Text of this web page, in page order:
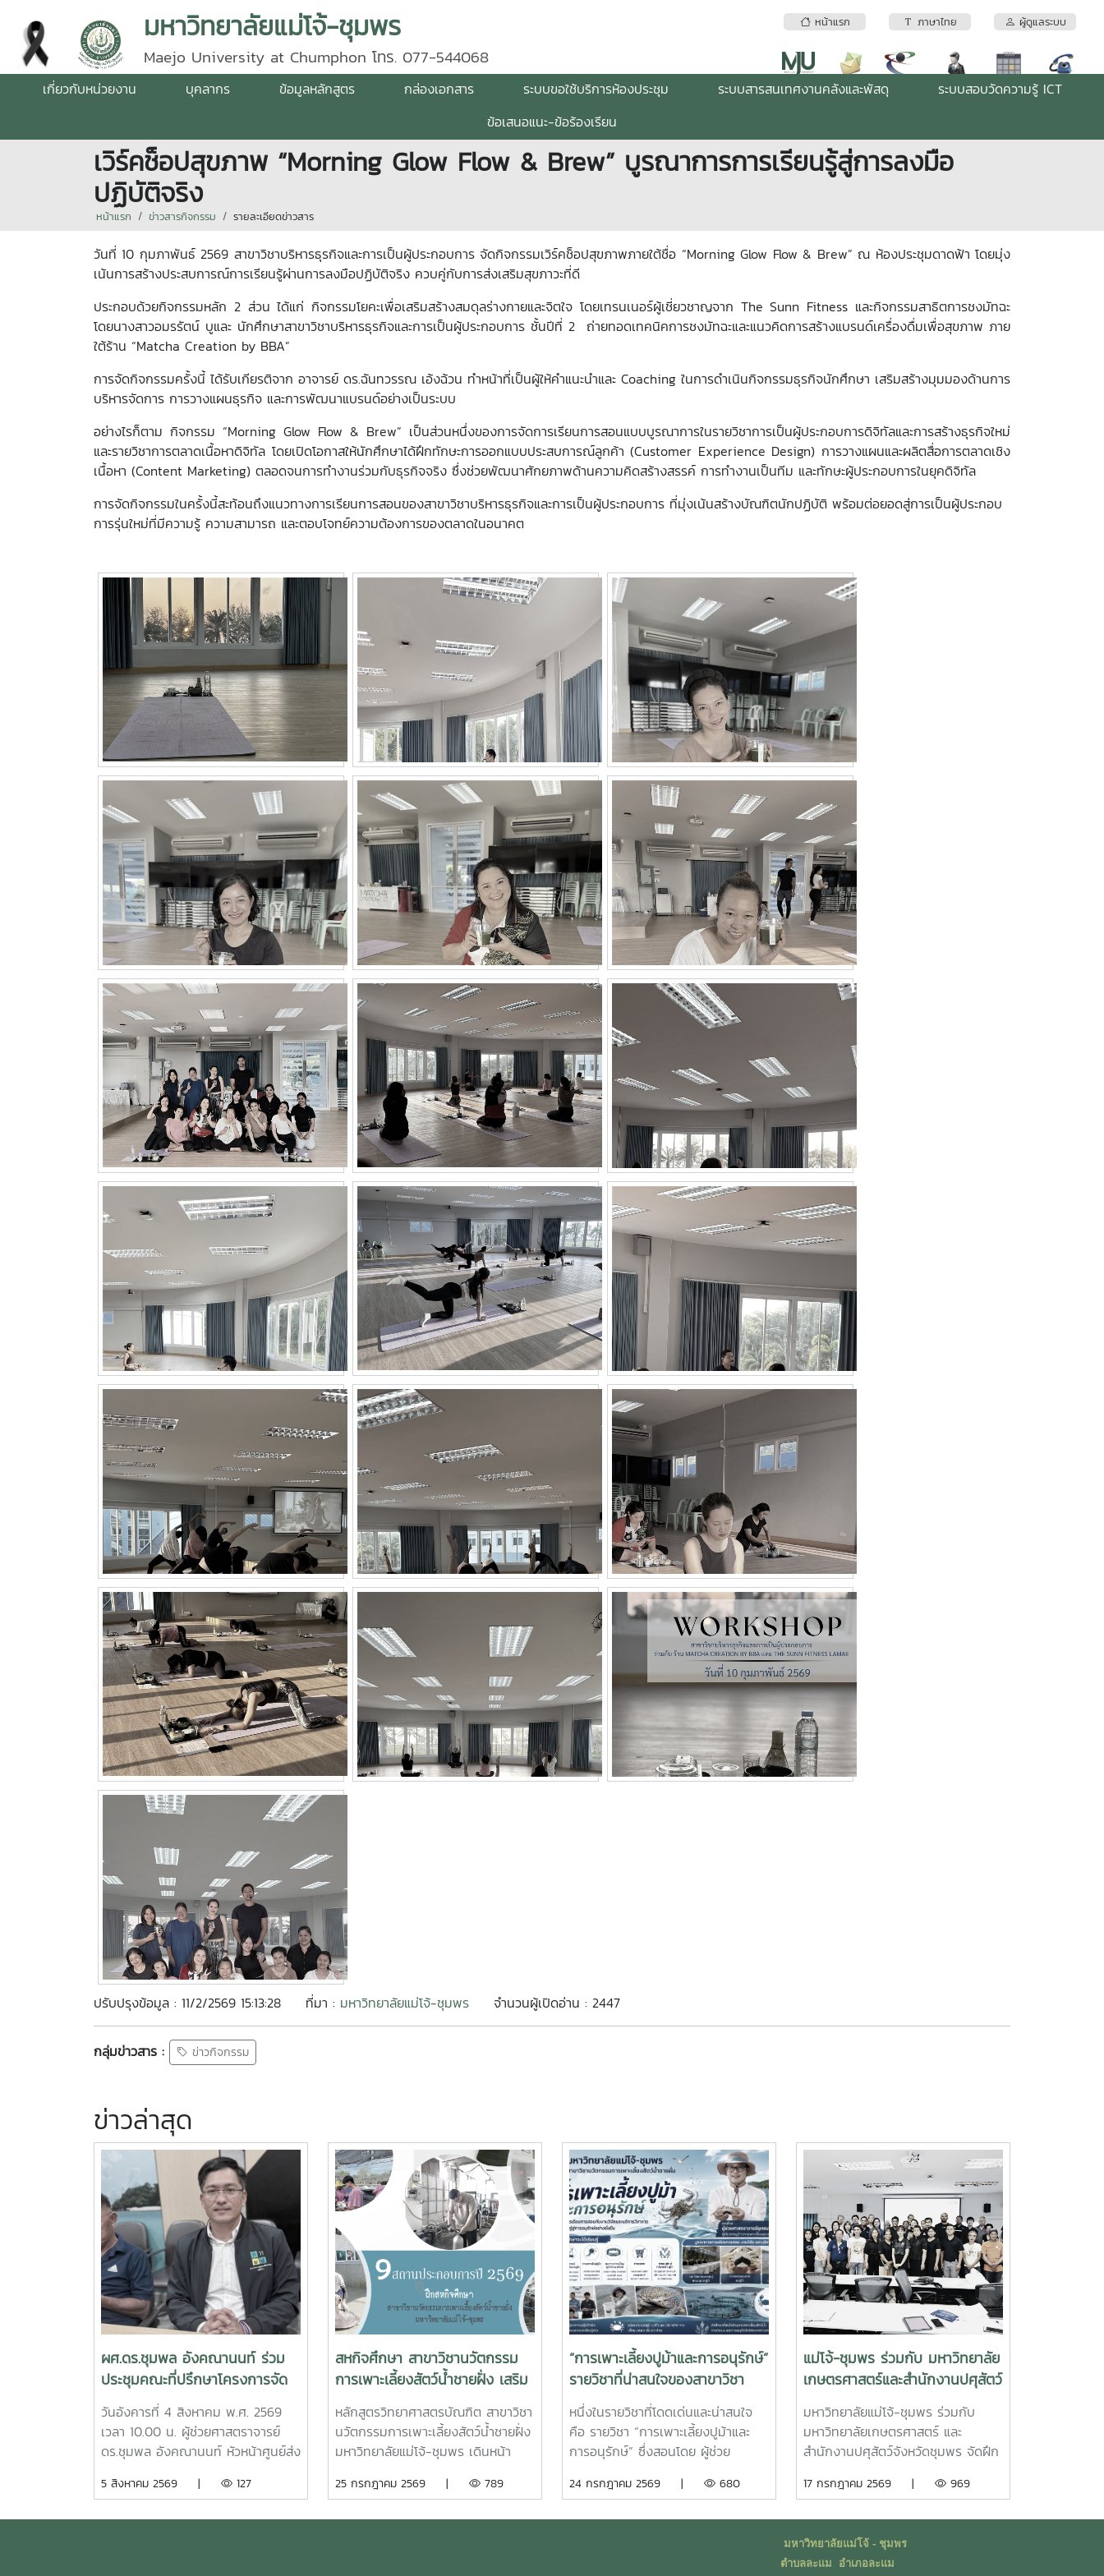
หน้าแรก ภาษาไทย ผู้ดูแลระบบ
มหาวิทยาลัยแม่โจ้-ชุมพร
Maejo University at Chumphon โทร. 077-544068
เกี่ยวกับหน่วยงาน บุคลากร ข้อมูลหลักสูตร กล่องเอกสาร ระบบขอใช้บริการห้องประชุม ระบบสารสนเทศงานคลังและพัสดุ
ระบบสอบวัดความรู้ ICT
ข้อเสนอแนะ-ข้อร้องเรียน
เวิร์คช็อปสุขภาพ “Morning Glow Flow & Brew” บูรณาการการเรียนรู้สู่การลงมือ
ปฏิบัติจริง
หน้าแรก ข่าวสารกิจกรรม รายละเอียดข่าวสาร
วันที่ 10 กุมภาพันธ์ 2569 สาขาวิชาบริหารธุรกิจและการเป็นผู้ประกอบการ จัดกิจกรรมเวิร์คช็อปสุขภาพภายใต้ชื่อ “Morning Glow Flow & Brew” ณ ห้องประชุมดาดฟ้า โดยมุ่ง
เน้นการสร้างประสบการณ์การเรียนรู้ผ่านการลงมือปฏิบัติจริง ควบคู่กับการส่งเสริมสุขภาวะที่ดี
ประกอบด้วยกิจกรรมหลัก 2 ส่วน ได้แก่ กิจกรรมโยคะเพื่อเสริมสร้างสมดุลร่างกายและจิตใจ โดยเทรนเนอร์ผู้เชี่ยวชาญจาก The Sunn Fitness และกิจกรรมสาธิตการชงมัทฉะ
โดยนางสาวอมรรัตน์ บูและ นักศึกษาสาขาวิชาบริหารธุรกิจและการเป็นผู้ประกอบการ ชั้นปีที่ 2 ถ่ายทอดเทคนิคการชงมัทฉะและแนวคิดการสร้างแบรนด์เครื่องดื่มเพื่อสุขภาพ ภาย
ใต้ร้าน “Matcha Creation by BBA”
การจัดกิจกรรมครั้งนี้ ได้รับเกียรติจาก อาจารย์ ดร.ฉันทวรรณ เอ้งฉ้วน ทำหน้าที่เป็นผู้ให้คำแนะนำและ Coaching ในการดำเนินกิจกรรมธุรกิจนักศึกษา เสริมสร้างมุมมองด้านการ
บริหารจัดการ การวางแผนธุรกิจ และการพัฒนาแบรนด์อย่างเป็นระบบ
อย่างไรก็ตาม กิจกรรม “Morning Glow Flow & Brew” เป็นส่วนหนึ่งของการจัดการเรียนการสอนแบบบูรณาการในรายวิชาการเป็นผู้ประกอบการดิจิทัลและการสร้างธุรกิจใหม่
และรายวิชาการตลาดเนื้อหาดิจิทัล โดยเปิดโอกาสให้นักศึกษาได้ฝึกทักษะการออกแบบประสบการณ์ลูกค้า (Customer Experience Design) การวางแผนและผลิตสื่อการตลาดเชิง
เนื้อหา (Content Marketing) ตลอดจนการทำงานร่วมกับธุรกิจจริง ซึ่งช่วยพัฒนาศักยภาพด้านความคิดสร้างสรรค์ การทำงานเป็นทีม และทักษะผู้ประกอบการในยุคดิจิทัล
การจัดกิจกรรมในครั้งนี้สะท้อนถึงแนวทางการเรียนการสอนของสาขาวิชาบริหารธุรกิจและการเป็นผู้ประกอบการ ที่มุ่งเน้นสร้างบัณฑิตนักปฏิบัติ พร้อมต่อยอดสู่การเป็นผู้ประกอบ
การรุ่นใหม่ที่มีความรู้ ความสามารถ และตอบโจทย์ความต้องการของตลาดในอนาคต
ปรับปรุงข้อมูล : 11/2/2569 15:13:28 ที่มา : มหาวิทยาลัยแม่โจ้-ชุมพร จำนวนผู้เปิดอ่าน : 2447
กลุ่มข่าวสาร : ข่าวกิจกรรม
ข่าวล่าสุด
ผศ.ดร.ชุมพล อังคณานนท์ ร่วม
ประชุมคณะที่ปรึกษาโครงการจัด
รูปที่ดินเพื่อพัฒนาพื้นที่จังหวัด
ชุมพร ครั้งที่ 2/2569
วันอังคารที่ 4 สิงหาคม พ.ศ. 2569
เวลา 10.00 น. ผู้ช่วยศาสตราจารย์
ดร.ชุมพล อังคณานนท์ หัวหน้าศูนย์ส่ง
ร่วมประชุมคณะที่ปรึกษาโครงการจัด
5 สิงหาคม 2569 | 127
สหกิจศึกษา สาขาวิชานวัตกรรม
การเพาะเลี้ยงสัตว์น้ำชายฝั่ง เสริม
ประสบการณ์จริง สร้างบัณฑิต
คุณภาพสู่ภาคอุตสาหกรรมการ
ผลิตสัตว์น้ำ
หลักสูตรวิทยาศาสตรบัณฑิต สาขาวิชา
นวัตกรรมการเพาะเลี้ยงสัตว์น้ำชายฝั่ง
มหาวิทยาลัยแม่โจ้-ชุมพร เดินหน้า
กระบวนการ สหกิจศึกษา ประจำปีการ
25 กรกฎาคม 2569 | 789
“การเพาะเลี้ยงปูม้าและการอนุรักษ์”
รายวิชาที่น่าสนใจของสาขาวิชา
นวัตกรรมการเพาะเลี้ยงสัตว์น้ำ
ชายฝั่ง
หนึ่งในรายวิชาที่โดดเด่นและน่าสนใจ
คือ รายวิชา “การเพาะเลี้ยงปูม้าและ
การอนุรักษ์” ซึ่งสอนโดย ผู้ช่วย
บูรณาการการเรียนการสอนเข้ากับงาน
24 กรกฎาคม 2569 | 680
แม่โจ้-ชุมพร ร่วมกับ มหาวิทยาลัย
เกษตรศาสตร์และสำนักงานปศุสัตว์
จังหวัดชุมพร จัดอบรม GAP
ฟาร์มผึ้งชันโรง ยกระดับมาตรฐาน
การเลี้ยงสู่การพัฒนาเศรษฐกิจ
ชุมชนอย่างยั่งยืน
มหาวิทยาลัยแม่โจ้-ชุมพร ร่วมกับ
มหาวิทยาลัยเกษตรศาสตร์ และ
สำนักงานปศุสัตว์จังหวัดชุมพร จัดฝึก
สำหรับฟาร์มผึ้งชันโรง (Good
9 กรกฎาคม พ.ศ. 2569 ณ ห้อง
ประชุมชั้นดาดฟ้า อาคารบุญรอดศุภ
17 กรกฎาคม 2569 | 969
มหาวิทยาลัยแม่โจ้ - ชุมพร
ตำบลละแม อำเภอละแม